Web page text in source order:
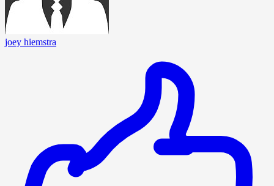
joey hiemstra